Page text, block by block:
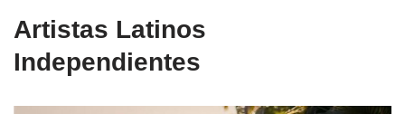
Artistas Latinos
Independientes